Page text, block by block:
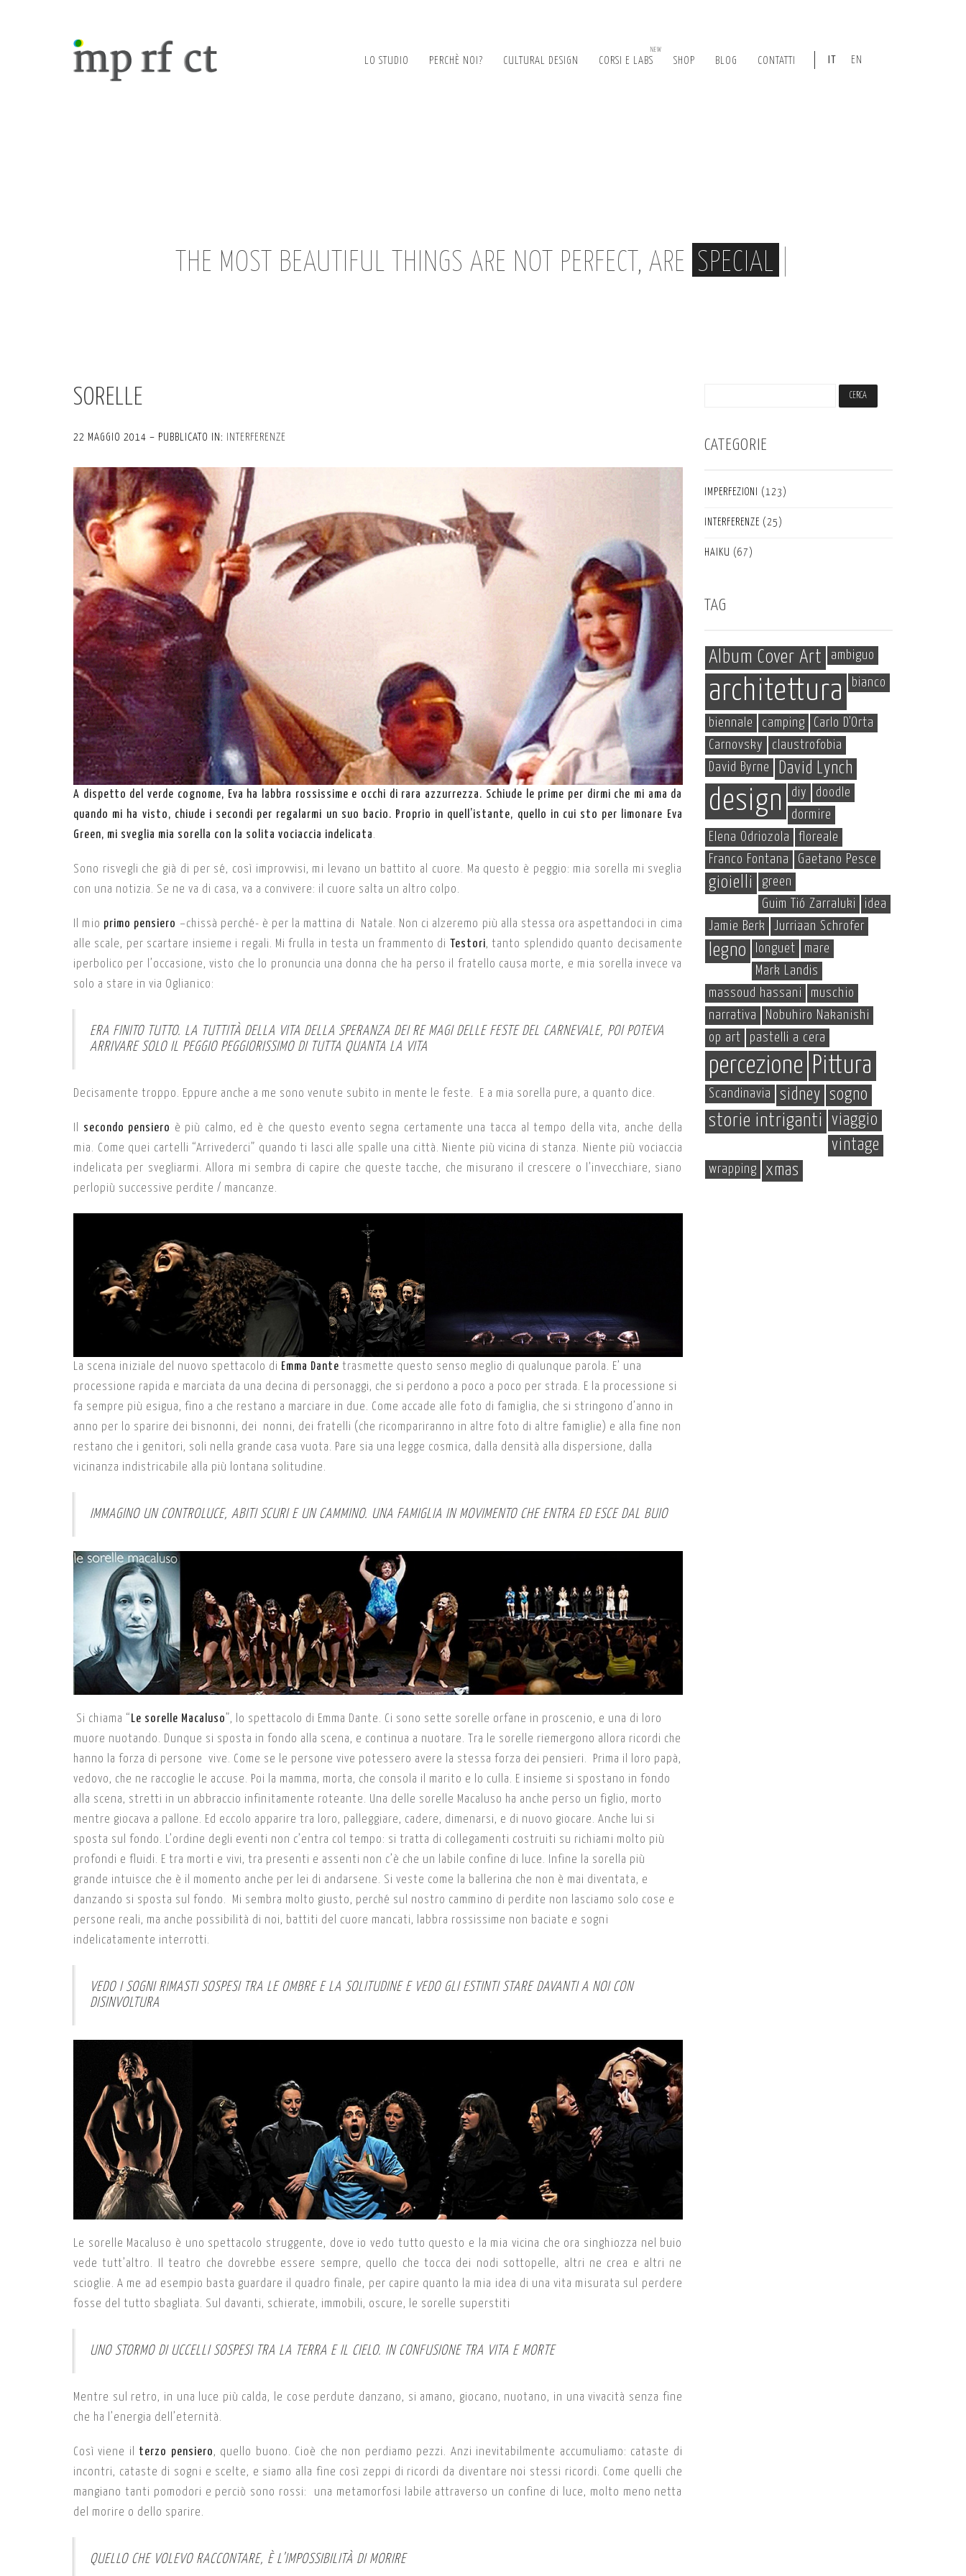
LO STUDIO PERCHÈ NOI? CULTURAL DESIGN CORSI E LABS
NEW
SHOP BLOG CONTATTI IT EN
THE MOST BEAUTIFUL THINGS ARE NOT PERFECT, ARE SPECIAL
SORELLE
22 MAGGIO 2014 – PUBBLICATO IN: INTERFERENZE
A dispetto del verde cognome, Eva ha labbra rossissime e occhi di rara azzurrezza. Schiude le prime per dirmi che mi ama da
quando mi ha visto, chiude i secondi per regalarmi un suo bacio. Proprio in quell’istante, quello in cui sto per limonare Eva
Green, mi sveglia mia sorella con la solita vociaccia indelicata.
Sono risvegli che già di per sé, così improvvisi, mi levano un battito al cuore. Ma questo è peggio: mia sorella mi sveglia
con una notizia. Se ne va di casa, va a convivere: il cuore salta un altro colpo.
Il mio primo pensiero –chissà perché- è per la mattina di Natale. Non ci alzeremo più alla stessa ora aspettandoci in cima
alle scale, per scartare insieme i regali. Mi frulla in testa un frammento di Testori, tanto splendido quanto decisamente
iperbolico per l’occasione, visto che lo pronuncia una donna che ha perso il fratello causa morte, e mia sorella invece va
solo a stare in via Oglianico:
ERA FINITO TUTTO. LA TUTTITÀ DELLA VITA DELLA SPERANZA DEI RE MAGI DELLE FESTE DEL CARNEVALE, POI POTEVA
ARRIVARE SOLO IL PEGGIO PEGGIORISSIMO DI TUTTA QUANTA LA VITA
Decisamente troppo. Eppure anche a me sono venute subito in mente le feste. E a mia sorella pure, a quanto dice.
secondo pensiero è più calmo, ed è che questo evento segna certamente una tacca al tempo della vita, anche della
mia. Come quei cartelli “Arrivederci” quando ti lasci alle spalle una città. Niente più vicina di stanza. Niente più vociaccia
indelicata per svegliarmi. Allora mi sembra di capire che queste tacche, che misurano il crescere o l’invecchiare, siano
perlopiù successive perdite / mancanze.
La scena iniziale del nuovo spettacolo di Emma Dante trasmette questo senso meglio di qualunque parola. E’ una
processione rapida e marciata da una decina di personaggi, che si perdono a poco a poco per strada. E la processione si
fa sempre più esigua, fino a che restano a marciare in due. Come accade alle foto di famiglia, che si stringono d’anno in
anno per lo sparire dei bisnonni, dei nonni, dei fratelli (che ricompariranno in altre foto di altre famiglie) e alla fine non
restano che i genitori, soli nella grande casa vuota. Pare sia una legge cosmica, dalla densità alla dispersione, dalla
vicinanza indistricabile alla più lontana solitudine.
IMMAGINO UN CONTROLUCE, ABITI SCURI E UN CAMMINO. UNA FAMIGLIA IN MOVIMENTO CHE ENTRA ED ESCE DAL BUIO
Si chiama “ Le sorelle Macaluso”, lo spettacolo di Emma Dante. Ci sono sette sorelle orfane in proscenio, e una di loro
muore nuotando. Dunque si sposta in fondo alla scena, e continua a nuotare. Tra le sorelle riemergono allora ricordi che
hanno la forza di persone vive. Come se le persone vive potessero avere la stessa forza dei pensieri. Prima il loro papà,
vedovo, che ne raccoglie le accuse. Poi la mamma, morta, che consola il marito e lo culla. E insieme si spostano in fondo
alla scena, stretti in un abbraccio infinitamente roteante. Una delle sorelle Macaluso ha anche perso un figlio, morto
mentre giocava a pallone. Ed eccolo apparire tra loro, palleggiare, cadere, dimenarsi, e di nuovo giocare. Anche lui si
sposta sul fondo. L’ordine degli eventi non c’entra col tempo: si tratta di collegamenti costruiti su richiami molto più
profondi e fluidi. E tra morti e vivi, tra presenti e assenti non c’è che un labile confine di luce. Infine la sorella più
grande intuisce che è il momento anche per lei di andarsene. Si veste come la ballerina che non è mai diventata, e
danzando si sposta sul fondo. Mi sembra molto giusto, perché sul nostro cammino di perdite non lasciamo solo cose e
persone reali, ma anche possibilità di noi, battiti del cuore mancati, labbra rossissime non baciate e sogni
indelicatamente interrotti.
VEDO I SOGNI RIMASTI SOSPESI TRA LE OMBRE E LA SOLITUDINE E VEDO GLI ESTINTI STARE DAVANTI A NOI CON
DISINVOLTURA
Le sorelle Macaluso è uno spettacolo struggente, dove io vedo tutto questo e la mia vicina che ora singhiozza nel buio
vede tutt’altro. Il teatro che dovrebbe essere sempre, quello che tocca dei nodi sottopelle, altri ne crea e altri ne
scioglie. A me ad esempio basta guardare il quadro finale, per capire quanto la mia idea di una vita misurata sul perdere
fosse del tutto sbagliata. Sul davanti, schierate, immobili, oscure, le sorelle superstiti
UNO STORMO DI UCCELLI SOSPESI TRA LA TERRA E IL CIELO. IN CONFUSIONE TRA VITA E MORTE
Mentre sul retro, in una luce più calda, le cose perdute danzano, si amano, giocano, nuotano, in una vivacità senza fine
che ha l’energia dell’eternità.
Così viene il terzo pensiero, quello buono. Cioè che non perdiamo pezzi. Anzi inevitabilmente accumuliamo: cataste di
incontri, cataste di sogni e scelte, e siamo alla fine così zeppi di ricordi da diventare noi stessi ricordi. Come quelli che
mangiano tanti pomodori e perciò sono rossi: una metamorfosi labile attraverso un confine di luce, molto meno netta
del morire o dello sparire.
QUELLO CHE VOLEVO RACCONTARE, È L’IMPOSSIBILITÀ DI MORIRE
CATEGORIE
IMPERFEZIONI (123)
INTERFERENZE (25)
HAIKU (67)
TAG
Album Cover Art ambiguo
architettura bianco
biennale camping
Carlo D'Orta
Carnovsky
claustrofobia
David Byrne
David Lynch
design diy
doodle
dormire
Elena Odriozola
floreale
Franco Fontana
Gaetano Pesce
gioielli
green
Guim Tió Zarraluki
idea
Jamie Berk
Jurriaan Schrofer
legno longuet
mare
Mark Landis
massoud hassani
muschio
narrativa
Nobuhiro Nakanishi
op art
pastelli a cera
percezione Pittura
Scandinavia sidney sogno
storie intriganti
viaggio
vintage
wrapping xmas